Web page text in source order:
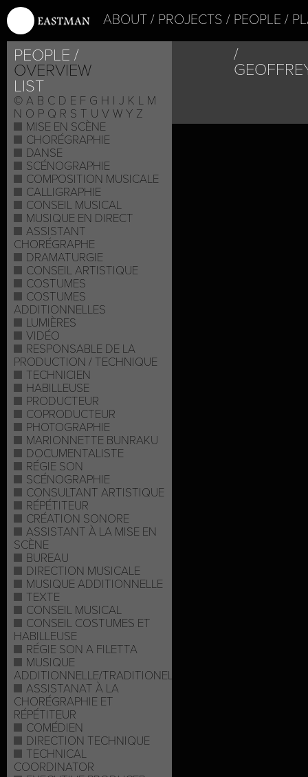
ABOUT PROJECTS PEOPLE
PEOPLE
OVERVIEW
LIST
© A B C D E F G H I J K L M
N O P Q R S T U V W Y Z
MISE EN SCÈNE
CHORÉGRAPHIE
DANSE
SCÉNOGRAPHIE
COMPOSITION MUSICALE
CALLIGRAPHIE
CONSEIL MUSICAL
MUSIQUE EN DIRECT
ASSISTANT
CHORÉGRAPHE
DRAMATURGIE
CONSEIL ARTISTIQUE
COSTUMES
COSTUMES
ADDITIONNELLES
LUMIÈRES
VIDÉO
RESPONSABLE DE LA
PRODUCTION / TECHNIQUE
TECHNICIEN
HABILLEUSE
PRODUCTEUR
COPRODUCTEUR
PHOTOGRAPHIE
MARIONNETTE BUNRAKU
DOCUMENTALISTE
RÉGIE SON
SCÉNOGRAPHIE
CONSULTANT ARTISTIQUE
RÉPÉTITEUR
CRÉATION SONORE
ASSISTANT À LA MISE EN
SCÈNE
BUREAU
DIRECTION MUSICALE
MUSIQUE ADDITIONNELLE
TEXTE
CONSEIL MUSICAL
CONSEIL COSTUMES ET
HABILLEUSE
RÉGIE SON A FILETTA
MUSIQUE
ADDITIONNELLE/TRADITIONELLE
ASSISTANAT À LA
CHORÉGRAPHIE ET
RÉPÉTITEUR
COMÉDIEN
DIRECTION TECHNIQUE
TECHNICAL
COORDINATOR